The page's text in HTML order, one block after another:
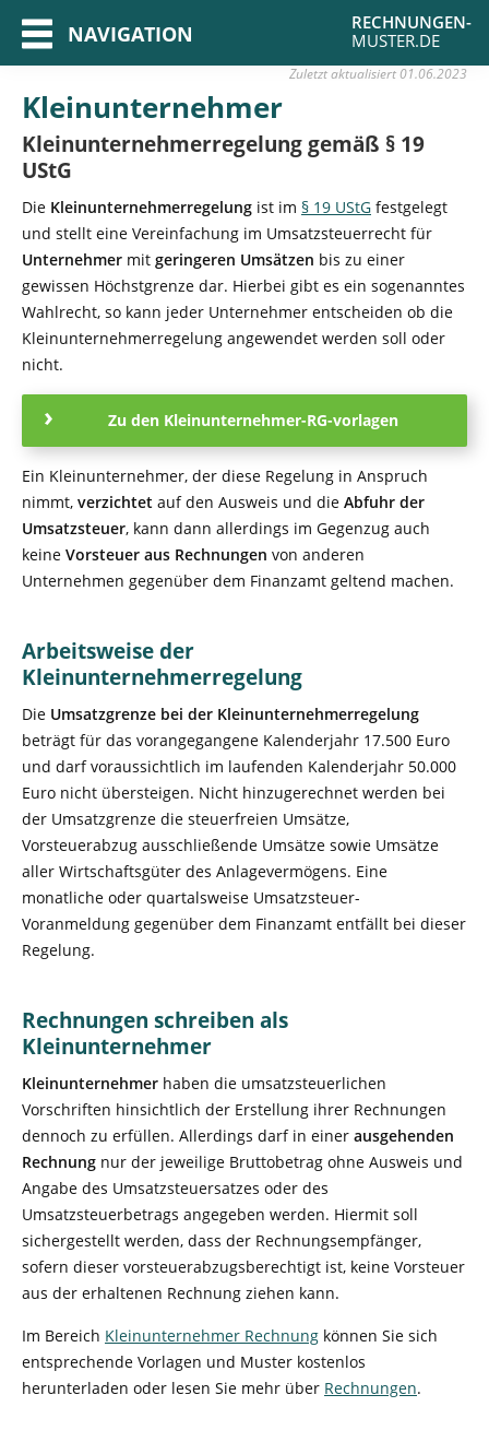
NAVIGATION
RECHNUNGEN-
MUSTER.DE
Zuletzt aktualisiert01.06.2023
Kleinunternehmer
Kleinunternehmerregelung gemäß § 19
UStG
Die Kleinunternehmerregelung ist im § 19 UStG festgelegt
und stellt eine Vereinfachung im Umsatzsteuerrecht für
Unternehmer mit geringeren Umsätzen bis zu einer
gewissen Höchstgrenze dar. Hierbei gibt es ein sogenanntes
Wahlrecht, so kann jeder Unternehmer entscheiden ob die
Kleinunternehmerregelung angewendet werden soll oder
nicht.
Zu den Kleinunternehmer-RG-vorlagen
Ein Kleinunternehmer, der diese Regelung in Anspruch
nimmt, verzichtet auf den Ausweis und die Abfuhr der
Umsatzsteuer, kann dann allerdings im Gegenzug auch
keine Vorsteuer aus Rechnungen von anderen
Unternehmen gegenüber dem Finanzamt geltend machen.
Arbeitsweise der
Kleinunternehmerregelung
Die Umsatzgrenze bei der Kleinunternehmerregelung
beträgt für das vorangegangene Kalenderjahr 17.500 Euro
und darf voraussichtlich im laufenden Kalenderjahr 50.000
Euro nicht übersteigen. Nicht hinzugerechnet werden bei
der Umsatzgrenze die steuerfreien Umsätze,
Vorsteuerabzug ausschließende Umsätze sowie Umsätze
aller Wirtschaftsgüter des Anlagevermögens. Eine
monatliche oder quartalsweise Umsatzsteuer-
Voranmeldung gegenüber dem Finanzamt entfällt bei dieser
Regelung.
Rechnungen schreiben als
Kleinunternehmer
Kleinunternehmer haben die umsatzsteuerlichen
Vorschriften hinsichtlich der Erstellung ihrer Rechnungen
dennoch zu erfüllen. Allerdings darf in einer ausgehenden
Rechnung nur der jeweilige Bruttobetrag ohne Ausweis und
Angabe des Umsatzsteuersatzes oder des
Umsatzsteuerbetrags angegeben werden. Hiermit soll
sichergestellt werden, dass der Rechnungsempfänger,
sofern dieser vorsteuerabzugsberechtigt ist, keine Vorsteuer
aus der erhaltenen Rechnung ziehen kann.
Im Bereich Kleinunternehmer Rechnung können Sie sich
entsprechende Vorlagen und Muster kostenlos
herunterladen oder lesen Sie mehr über Rechnungen.